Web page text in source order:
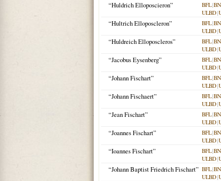
“Huldrich Elloposcieron” BFL|
ULBD|
“Hultrich Elloposcleron” BFL|
ULBD|
“Huldreich Elloposcleros” BFL|
ULBD|
“Jacobus Eysenberg” BFL|
ULBD|
“Johann Fischart” BFL|
ULBD|
“Johann Fischaert” BFL|
ULBD|
“Jean Fischart” BFL|
ULBD|
“Joannes Fischart” BFL|
ULBD|
“Ioannes Fischart” BFL|
ULBD|
“Johann Baptist Friedrich Fischart” BFL|
ULBD|